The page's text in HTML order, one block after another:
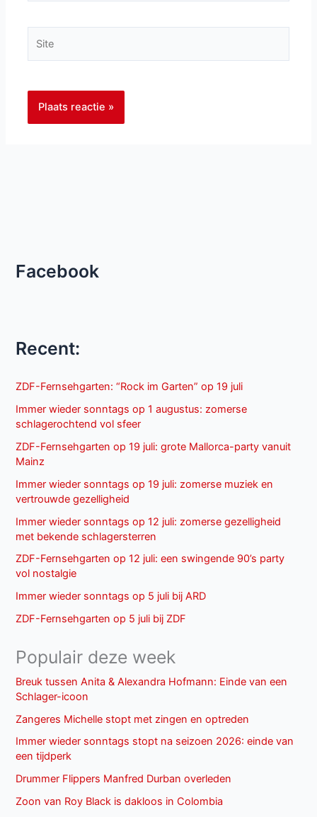
Facebook
Recent:
ZDF-Fernsehgarten: “Rock im Garten” op 19 juli
Immer wieder sonntags op 1 augustus: zomerse
schlagerochtend vol sfeer
ZDF-Fernsehgarten op 19 juli: grote Mallorca-party vanuit
Mainz
Immer wieder sonntags op 19 juli: zomerse muziek en
vertrouwde gezelligheid
Immer wieder sonntags op 12 juli: zomerse gezelligheid
met bekende schlagersterren
ZDF-Fernsehgarten op 12 juli: een swingende 90’s party
vol nostalgie
Immer wieder sonntags op 5 juli bij ARD
ZDF-Fernsehgarten op 5 juli bij ZDF
Populair deze week
Breuk tussen Anita & Alexandra Hofmann: Einde van een
Schlager-icoon
Zangeres Michelle stopt met zingen en optreden
Immer wieder sonntags stopt na seizoen 2026: einde van
een tijdperk
Drummer Flippers Manfred Durban overleden
Zoon van Roy Black is dakloos in Colombia